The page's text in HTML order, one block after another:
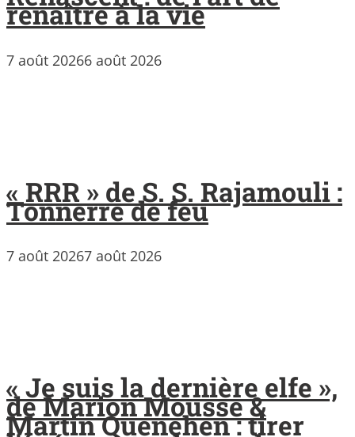
renaître à la vie
7 août 20266 août 2026
« RRR » de S. S. Rajamouli :
Tonnerre de feu
7 août 20267 août 2026
« Je suis la dernière elfe »,
de Marion Mousse &
Martin Quenehen : tirer